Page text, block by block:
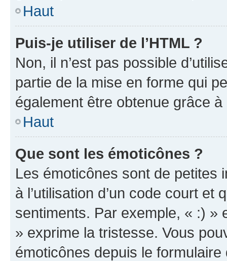
Haut
Puis-je utiliser de l’HTML ?
Non, il n’est pas possible
partie de la mise en forme qui
également être obtenue grâce à
Haut
Que sont les émoticônes ?
Les émoticônes sont de petites
à l’utilisation d’un code court et
sentiments. Par exemple, « :) »
» exprime la tristesse. Vous
émoticônes depuis le